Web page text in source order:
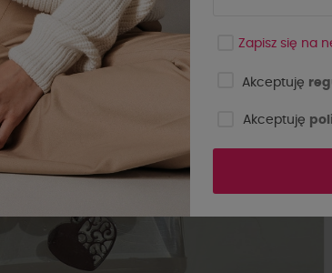
Zapisz się na
Akceptuję
Akceptuję